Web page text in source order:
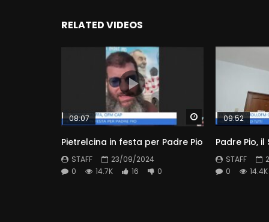
RELATED VIDEOS
Watch Later
08:07
Pietrelcina in festa per Padre Pio
STAFF
23/09/2024
0
14.7K 16 0
09:52
Padre Pio,
STAFF
0
14.4K